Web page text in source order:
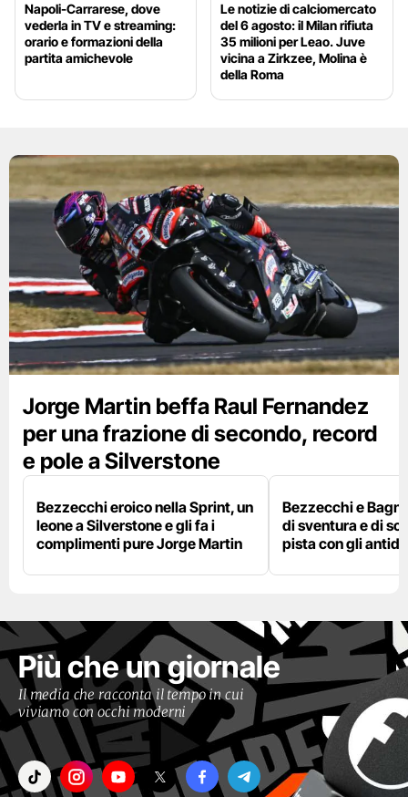
Napoli-Carrarese, dove
vederla in TV e streaming:
orario e formazioni della
partita amichevole
Le notizie di calciomercato
del 6 agosto: il Milan rifiuta
35 milioni per Leao. Juve
vicina a Zirkzee, Molina è
della Roma
Jorge Martin beffa Raul Fernandez
per una frazione di secondo, record
e pole a Silverstone
Bezzecchi eroico nella Sprint, un
leone a Silverstone e gli fa i
complimenti pure Jorge Martin
Bezzecchi e
di sventura e di
pista con gli
Più che un giornale
Il media che racconta il tempo in cui
viviamo con occhi moderni